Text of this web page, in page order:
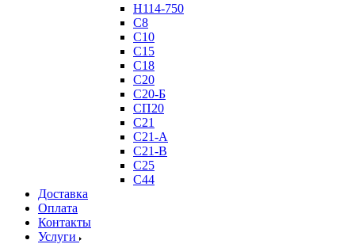
Н114-750
С8
С10
С15
С18
С20
С20-Б
СП20
С21
С21-А
С21-В
С25
С44
Доставка
Оплата
Контакты
Услуги